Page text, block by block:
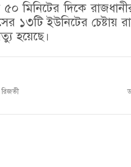
মিনিটের দিকে
১৩টি ইউনিটের চেষ্টায়
হয়েছে।
রিজভী